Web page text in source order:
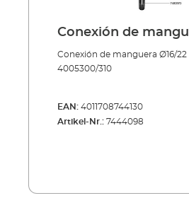
Conexión de
Conexión de manguera Ø16/
4005300/310
EAN: 4011708744130
Artikel-Nr.: 7444098